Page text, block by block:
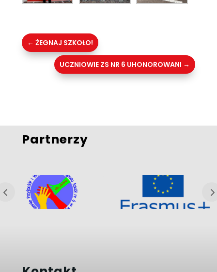
← ŻEGNAJ SZKOŁO!
UCZNIOWIE ZS NR 6 UHONOROWANI →
Partnerzy